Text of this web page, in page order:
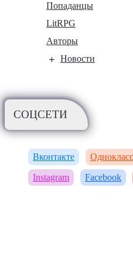
Попаданцы
LitRPG
Авторы
Новости
СОЦСЕТИ
Вконтакте
Instagram Facebook